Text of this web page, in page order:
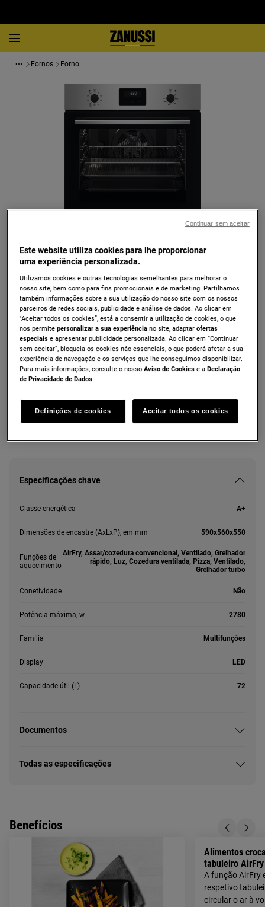
Fornos Forno
ZOHEA3X1
Forno multifunções Inox anti dedadas de
72 l com Aqua Clean com esmalte A+
Ficha de informação do produto
do manual do utilizador. Para uma utilização segura do produto,
leia o manual do utilizador completo.
Especificações chave
Classe energética A+
Dimensões de encastre (AxLxP), em mm 590x560x550
Funções de
aquecimento
AirFry, Assar/cozedura convencional, Ventilado, Grelhador
rápido, Luz, Cozedura ventilada, Pizza, Ventilado,
Grelhador turbo
Conetividade Não
Potência máxima, w 2780
Família Multifunções
Display LED
Capacidade útil (L) 72
Documentos
Todas as especificações
Benefícios
Alimentos
tabuleiro AirFry
A função AirFry
respetivo
circular o ar à
Este website utiliza cookies para lhe proporcionar
uma experiência personalizada.
Utilizamos cookies e outras tecnologias semelhantes para melhorar o
nosso site, bem como para fins promocionais e de marketing. Partilhamos
também informações sobre a sua utilização do nosso site com os nossos
parceiros de redes sociais, publicidade e análise de dados. Ao clicar em
"Aceitar todos os cookies”, está a consentir a utilização de cookies, o que
nos permitepersonalizar a sua experiênciano site, adaptarofertas
especiaise apresentar publicidade personalizada. Ao clicar em “Continuar
sem aceitar”, bloqueia os cookies não essenciais, o que poderá afetar a sua
experiência de navegação e os serviços que lhe conseguimos disponibilizar.
Para mais informações, consulte o nossoAviso de Cookies e aDeclaração
de Privacidade de Dados.
Definições de cookies Aceitar todos os cookies
Continuar sem aceitar